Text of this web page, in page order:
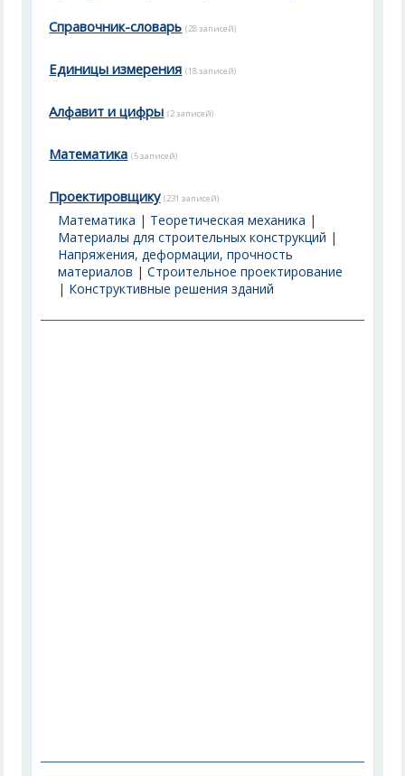
Справочник-словарь (28 записей)
Единицы измерения (18 записей)
Алфавит и цифры (2 записей)
Математика (5 записей)
Проектировщику (231 записей)
Математика | Теоретическая механика |
Материалы для строительных конструкций |
Напряжения, деформации, прочность
материалов |Строительное проектирование
| Конструктивные решения зданий